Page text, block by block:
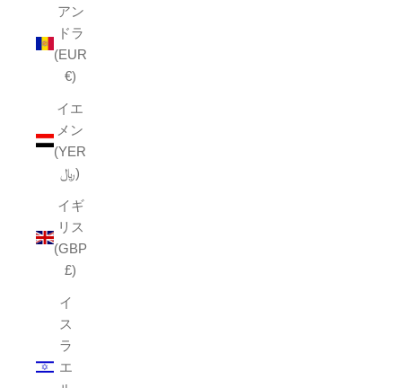
アン
ドラ
(EUR
€)
イエ
メン
(YER
﷼)
イギ
リス
(GBP
£)
イ
ス
ラ
エ